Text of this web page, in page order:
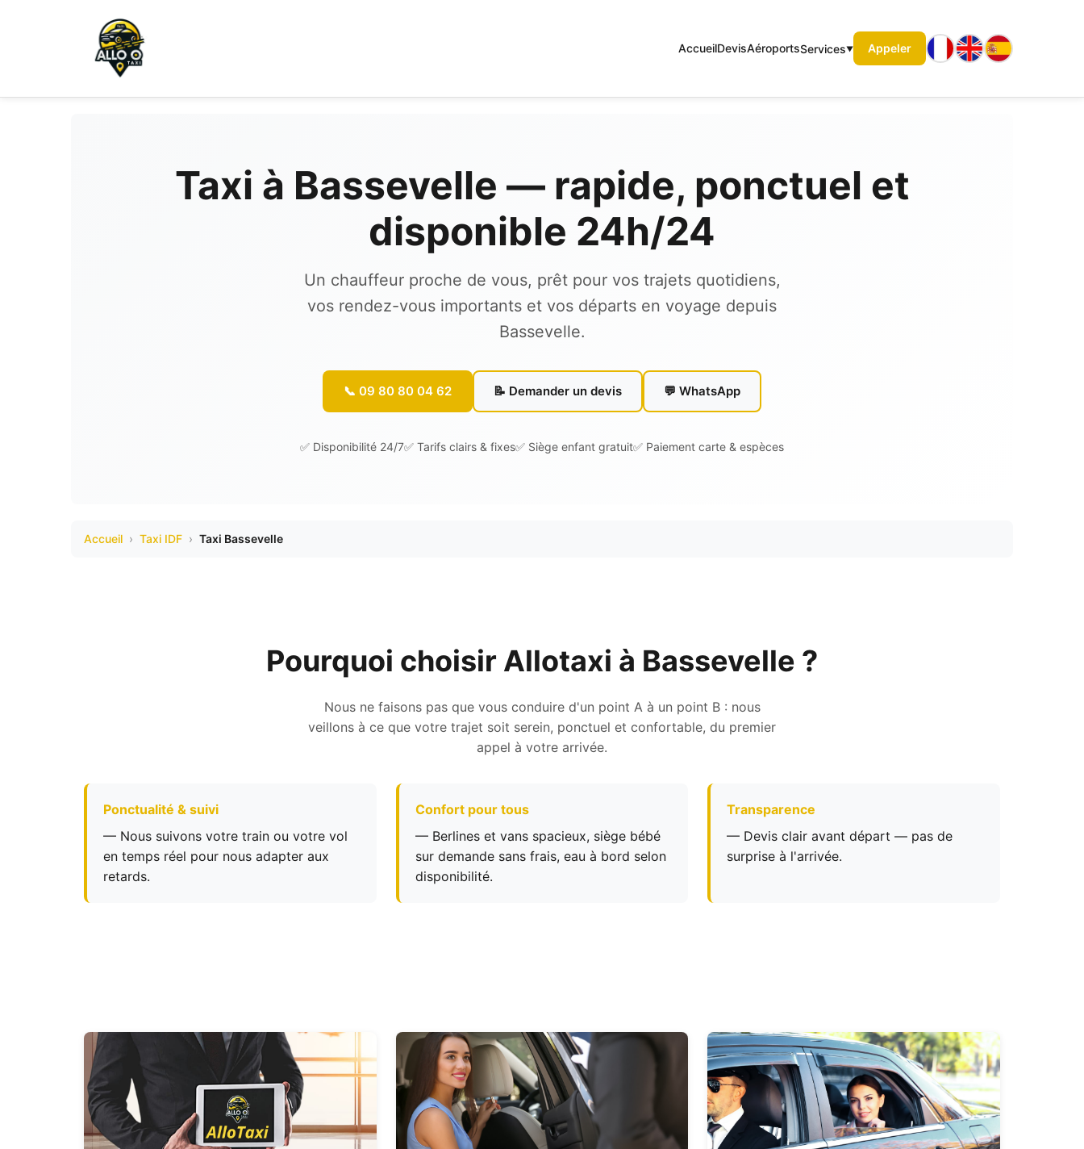
AccueilDevisAéroportsServices Appeler
Taxi à Bassevelle — rapide, ponctuel et
disponible 24h/24
Un chauffeur proche de vous, prêt pour vos trajets quotidiens,
vos rendez-vous importants et vos départs en voyage depuis
Bassevelle.
📞 09 80 80 04 62 📝 Demander un devis 💬 WhatsApp
✅ Disponibilité 24/7✅ Tarifs clairs & fixes✅ Siège enfant gratuit✅ Paiement carte & espèces
Accueil › Taxi IDF › Taxi Bassevelle
Pourquoi choisir Allotaxi à Bassevelle ?
Nous ne faisons pas que vous conduire d'un point A à un point B : nous
veillons à ce que votre trajet soit serein, ponctuel et confortable, du premier
appel à votre arrivée.
Ponctualité & suivi
— Nous suivons votre train ou votre vol
en temps réel pour nous adapter aux
retards.
Confort pour tous
— Berlines et vans spacieux, siège bébé
sur demande sans frais, eau à bord selon
disponibilité.
Transparence
— Devis clair avant départ — pas de
surprise à l'arrivée.